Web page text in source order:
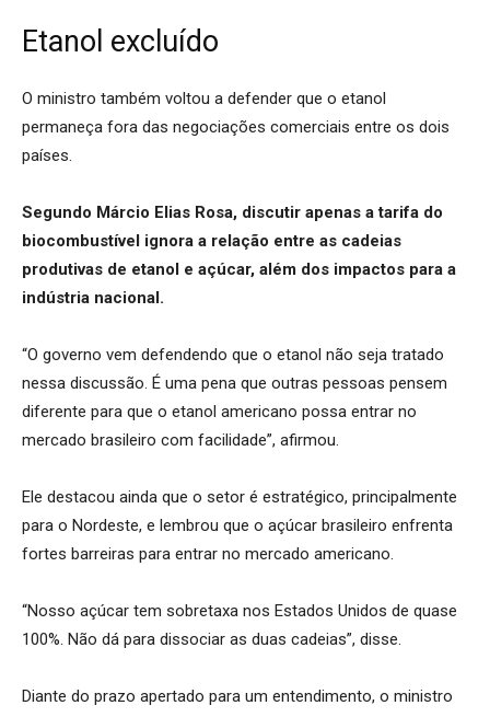
Etanol excluído
O ministro também voltou a defender que o etanol
permaneça fora das negociações comerciais entre os dois
países.
Segundo Márcio Elias Rosa, discutir apenas a tarifa do
biocombustível ignora a relação entre as cadeias
produtivas de etanol e açúcar, além dos impactos para a
indústria nacional.
“O governo vem defendendo que o etanol não seja tratado
nessa discussão. É uma pena que outras pessoas pensem
diferente para que o etanol americano possa entrar no
mercado brasileiro com facilidade”, afirmou.
Ele destacou ainda que o setor é estratégico, principalmente
para o Nordeste, e lembrou que o açúcar brasileiro enfrenta
fortes barreiras para entrar no mercado americano.
“Nosso açúcar tem sobretaxa nos Estados Unidos de quase
100%. Não dá para dissociar as duas cadeias”, disse.
Diante do prazo apertado para um entendimento, o ministro